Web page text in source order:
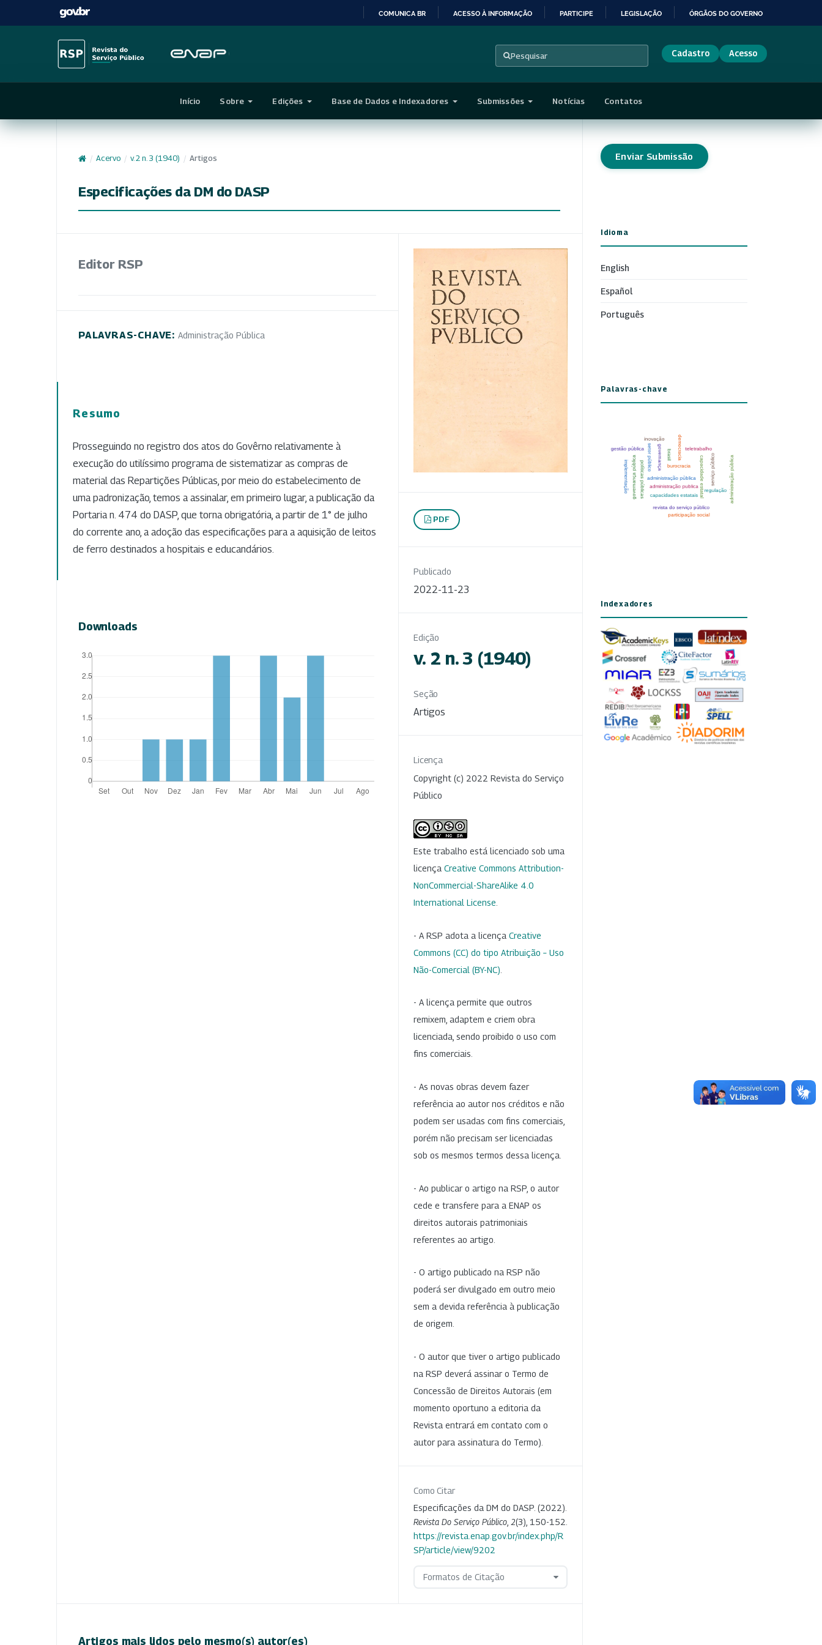
CONTEÚDO
COMUNICA BR ACESSO À INFORMAÇÃO PARTICIPE LEGISLAÇÃO ÓRGÃOS DO GOVERNO
Pesquisar Cadastro Acesso
Início Sobre Edições Base de Dados e Indexadores Submissões Notícias Contatos
/ Acervo / v. 2 n. 3 (1940) / Artigos
Especificações da DM do DASP
Editor RSP
PALAVRAS-CHAVE: Administração Pública
Resumo
Prosseguindo no registro dos atos do Govêrno relativamente à
execução do utilíssimo programa de sistematizar as compras de
material das Repartições Públicas, por meio do estabelecimento de
uma padronização, temos a assinalar, em primeiro lugar, a publicação da
Portaria n. 474 do DASP, que torna obrigatória, a partir de 1° de julho
do corrente ano, a adoção das especificações para a aquisição de leitos
de ferro destinados a hospitais e educandários.
Downloads
PDF
Publicado
2022-11-23
Edição
v. 2 n. 3 (1940)
Seção
Artigos
Licença
Copyright (c) 2022 Revista do Serviço
Público
Este trabalho está licenciado sob uma
licença Creative Commons Attribution-
NonCommercial-ShareAlike 4.0
International License
- A RSP adota a licença Creative
Commons (CC) do tipo Atribuição – Uso
Não-Comercial (BY-NC)
- A licença permite que outros
remixem, adaptem e criem obra
licenciada, sendo proibido o uso com
fins comerciais.
- As novas obras devem fazer
referência ao autor nos créditos e não
podem ser usadas com fins comerciais,
porém não precisam ser licenciadas
sob os mesmos termos dessa licença.
- Ao publicar o artigo na RSP, o autor
cede e transfere para a ENAP os
direitos autorais patrimoniais
referentes ao artigo.
- O artigo publicado na RSP não
poderá ser divulgado em outro meio
sem a devida referência à publicação
de origem.
- O autor que tiver o artigo publicado
na RSP deverá assinar o Termo de
Concessão de Direitos Autorais (em
momento oportuno a editoria da
Revista entrará em contato com o
autor para assinatura do Termo).
Como Citar
Especificações da DM do DASP. (2022).
Revista Do Serviço Público 2(3), 150-152.
https://revista.enap.gov.br/index.php/R
SP/article/view/9202
Formatos de Citação
Artigos mais lidos pelo mesmo(s) autor(es)
Enviar Submissão
Idioma
English
Español
Português
Palavras-chave
Indexadores